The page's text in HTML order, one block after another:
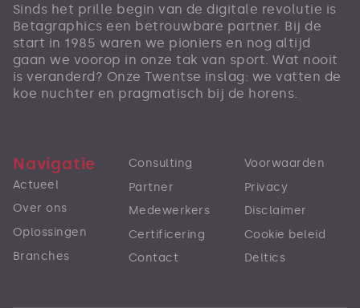
Sinds het prille begin van de digitale revolutie is
Betagraphics een betrouwbare partner. Bij de
start in 1985 waren we pioniers en nog altijd
gaan we voorop in onze tak van sport. Wat nooit
is veranderd? Onze Twentse inslag: we vatten de
koe nuchter en pragmatisch bij de horens.
Navigatie
Actueel
Over ons
Oplossingen
Branches
Consulting
Partner
Medewerkers
Certificering
Contact
Voorwaarden
Privacy
Disclaimer
Cookie beleid
Deltics